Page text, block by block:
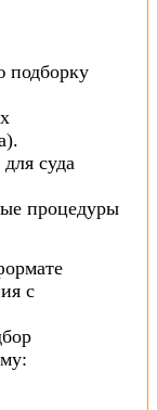
подборку
суда
процедуры
с